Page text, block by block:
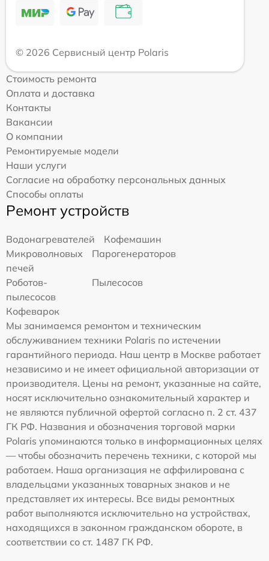
© 2026 Сервисный центр Polaris
Стоимость ремонта
Оплата и доставка
Контакты
Вакансии
О компании
Ремонтируемые модели
Наши услуги
Согласие на обработку персональных данных
Способы оплаты
Ремонт устройств
Водонагревателей
Кофемашин
Микроволновых
печей
Парогенераторов
Роботов-
пылесосов
Пылесосов
Кофеварок
Мы занимаемся ремонтом и техническим
обслуживанием техники Polaris по истечении
гарантийного периода. Наш центр в Москве работает
независимо и не имеет официальной авторизации от
производителя. Цены на ремонт, указанные на сайте,
носят исключительно ознакомительный характер и
не являются публичной офертой согласно п. 2 ст. 437
ГК РФ. Названия и обозначения торговой марки
Polaris упоминаются только в информационных целях
— чтобы обозначить перечень техники, с которой мы
работаем. Наша организация не аффилирована с
владельцами указанных товарных знаков и не
представляет их интересы. Все виды ремонтных
работ выполняются исключительно на устройствах,
находящихся в законном гражданском обороте, в
соответствии со ст. 1487 ГК РФ.